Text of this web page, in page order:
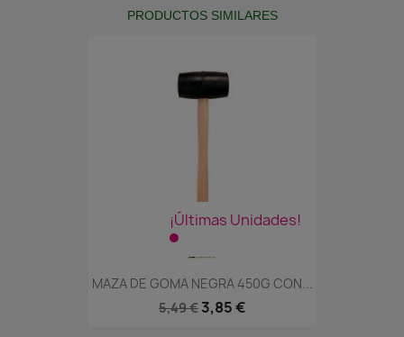
PRODUCTOS SIMILARES
¡Últimas Unidades!
MAZA DE GOMA NEGRA 450G CON...
5,49 € 3,85 €